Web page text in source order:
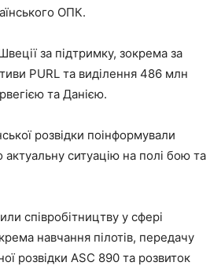
ОПК.
за підтримку, зокрема за
PURL та виділення 486 млн
та Данією.
розвідки поінформували
ситуацію на полі бою та
співробітництву у сфері
навчання пілотів, передачу
розвідки ASC 890 та розвиток